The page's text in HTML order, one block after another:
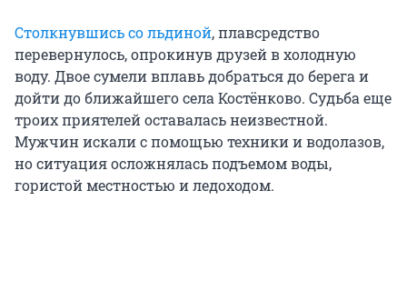
Столкнувшись со льдиной, плавсредство
перевернулось, опрокинув друзей в холодную
воду. Двое сумели вплавь добраться до берега и
дойти до ближайшего села Костёнково. Судьба еще
троих приятелей оставалась неизвестной.
Мужчин искали с помощью техники и водолазов,
но ситуация осложнялась подъемом воды,
гористой местностью и ледоходом.